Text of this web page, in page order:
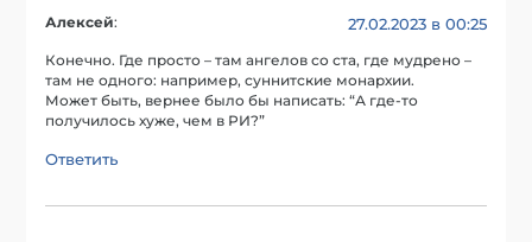
Алексей: 27.02.2023 в 00:25
Конечно. Где просто – там ангелов со ста, где мудрено –
там не одного: например, суннитские монархии.
Может быть, вернее было бы написать: “А где-то
получилось хуже, чем в РИ?”
Ответить